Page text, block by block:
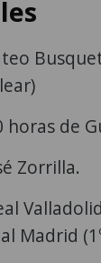
horas de
Zorrilla.
Madrid